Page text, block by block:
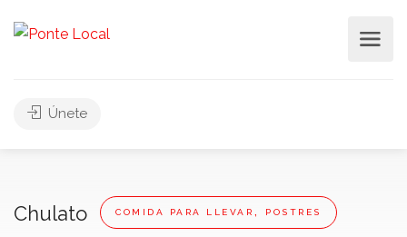
Únete
Chulato COMIDA PARA LLEVAR , POSTRES